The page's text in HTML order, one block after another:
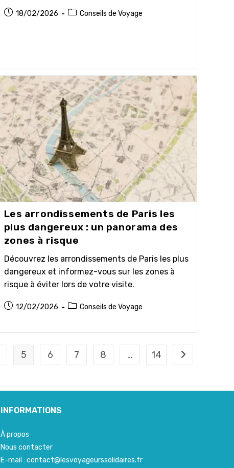
Publication
18/02/2026
PostConseils de Voyage
Les arrondissements de Paris les
plus dangereux : un panorama des
zones à risque
Découvrez les arrondissements de Paris les plus
dangereux et informez-vous sur les zones à
risque à éviter lors de votre visite.
Publication
12/02/2026
PostConseils de Voyage
5 6 7 8 … 14 Aller à la page
INFORMATIONS
À propos
Nous contacter
E-mail : contact@lesvoyageurssolidaires.fr